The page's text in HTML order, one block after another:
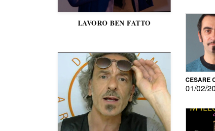
LAVORO BEN FATTO
CESARE
01/02/